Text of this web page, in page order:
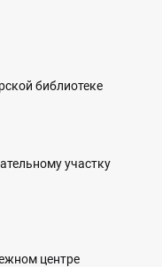
библиотеке
участку
центре